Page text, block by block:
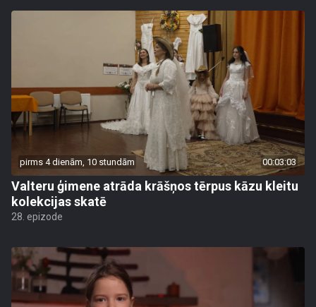
pirms 4 dienām, 10 stundām 00:03:03
Valteru ģimene atrāda krāšņos tērpus kāzu kleitu
kolekcijas skatē
28. epizode